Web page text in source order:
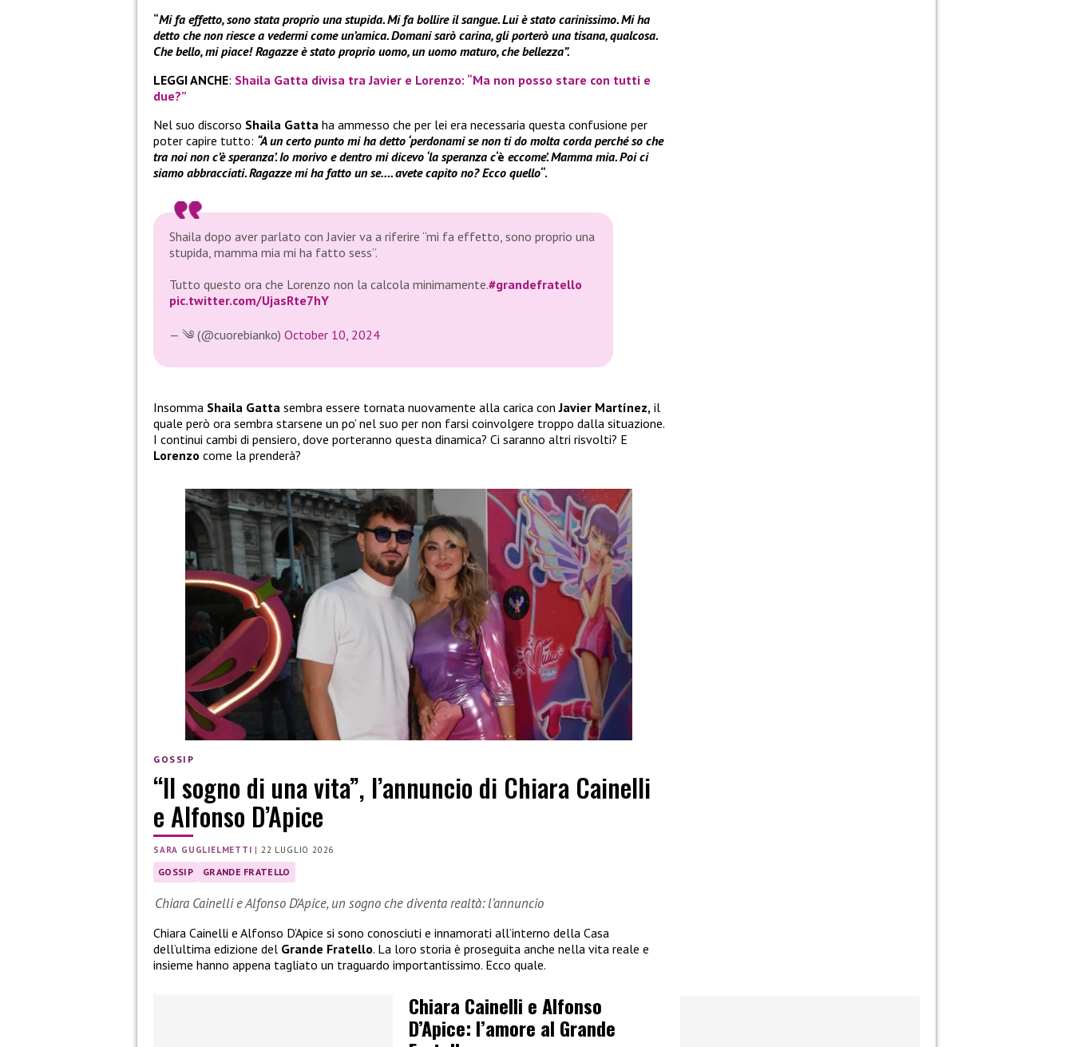
“Mi fa effetto, sono stata proprio una stupida. Mi fa bollire il sangue. Lui è stato carinissimo. Mi ha
detto che non riesce a vedermi come un’amica. Domani sarò carina, gli porterò una tisana, qualcosa.
Che bello, mi piace! Ragazze è stato proprio uomo, un uomo maturo, che bellezza”.
LEGGI ANCHE: Shaila Gatta divisa tra Javier e Lorenzo: “Ma non posso stare con tutti e
due?”
Nel suo discorso Shaila Gatta ha ammesso che per lei era necessaria questa confusione per
poter capire tutto: “A un certo punto mi ha detto ‘perdonami se non ti do molta corda perché so che
tra noi non c’è speranza’. Io morivo e dentro mi dicevo ‘la speranza c‘è eccome’. Mamma mia. Poi ci
siamo abbracciati. Ragazze mi ha fatto un se…. avete capito no? Ecco quello“.
Shaila dopo aver parlato con Javier va a riferire “mi fa effetto, sono proprio una
stupida, mamma mia mi ha fatto sess”.
Tutto questo ora che Lorenzo non la calcola minimamente.#grandefratello
pic.twitter.com/UjasRte7hY
— ༄️ (@cuorebianko) October 10, 2024
Insomma Shaila Gatta sembra essere tornata nuovamente alla carica conJavier Martínez, il
quale però ora sembra starsene un po’ nel suo per non farsi coinvolgere troppo dalla situazione.
I continui cambi di pensiero, dove porteranno questa dinamica? Ci saranno altri risvolti? E
Lorenzo come la prenderà?
GOSSIP
“Il sogno di una vita”, l’annuncio di Chiara Cainelli
e Alfonso D’Apice
SARA GUGLIELMETTI | 22 LUGLIO 2026
GOSSIP GRANDE FRATELLO
Chiara Cainelli e Alfonso D’Apice, un sogno che diventa realtà: l’annuncio
Chiara Cainelli e Alfonso D’Apice si sono conosciuti e innamorati all’interno della Casa
dell’ultima edizione del Grande Fratello. La loro storia è proseguita anche nella vita reale e
insieme hanno appena tagliato un traguardo importantissimo. Ecco quale.
Chiara Cainelli e Alfonso
D’Apice: l’amore al Grande